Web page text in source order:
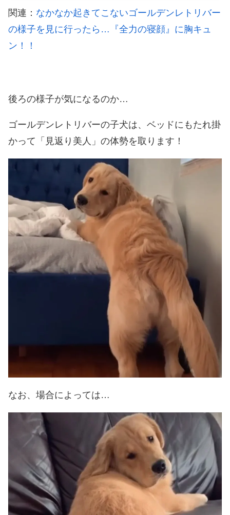
関連： なかなか起きてこないゴールデンレトリバー
の様子を見に行ったら…『全力の寝顔』に胸キュ
ン！！
後ろの様子が気になるのか…
ゴールデンレトリバーの子犬は、ベッドにもたれ掛
かって「見返り美人」の体勢を取ります！
なお、場合によっては…